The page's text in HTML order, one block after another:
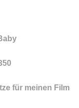
für meinen Film